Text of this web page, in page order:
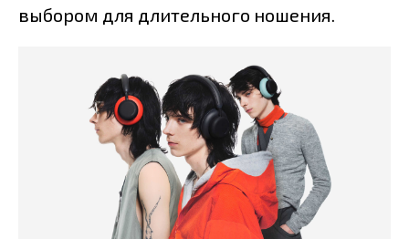
выбором для длительного ношения.